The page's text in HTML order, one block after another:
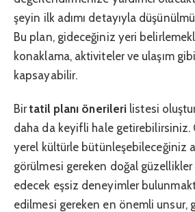
şeyin ilk adımı detayıyla
Bu plan, gideceğiniz yeri
konaklama, aktiviteler ve ulaşım
kapsayabilir.
Birtatil planı önerileri listesi
daha da keyifli hale getirebilirsiniz.
yerel kültürle bütünleşebileceğiniz
görülmesi gereken doğal
edecek eşsiz deneyimler
edilmesi gereken en önemli unsur,